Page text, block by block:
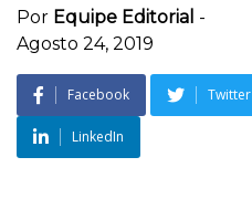
Por Equipe Editorial -
Agosto 24, 2019
Facebook Twitter
LinkedIn